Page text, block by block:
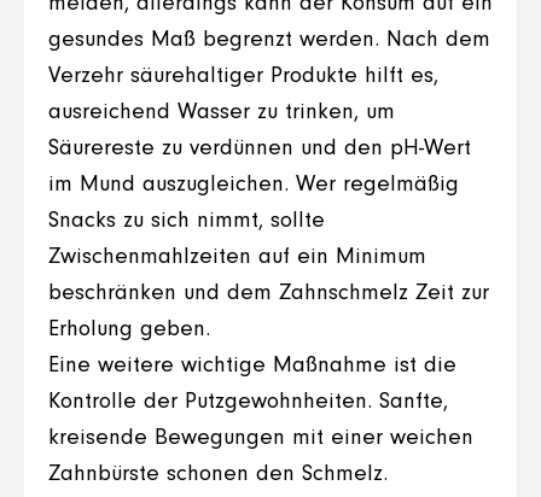
gesundes Maß begrenzt werden. Nach dem
Verzehr säurehaltiger Produkte hilft es,
ausreichend Wasser zu trinken, um
Säurereste zu verdünnen und den pH-Wert
im Mund auszugleichen. Wer regelmäßig
Snacks zu sich nimmt, sollte
Zwischenmahlzeiten auf ein Minimum
beschränken und dem Zahnschmelz Zeit zur
Erholung geben.
Eine weitere wichtige Maßnahme ist die
Kontrolle der Putzgewohnheiten. Sanfte,
kreisende Bewegungen mit einer weichen
Zahnbürste schonen den Schmelz.